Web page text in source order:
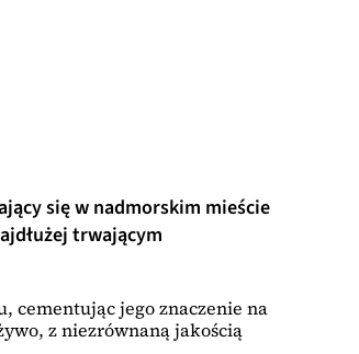
się w nadmorskim mieście
trwającym
cementując jego znaczenie na
z niezrównaną jakością